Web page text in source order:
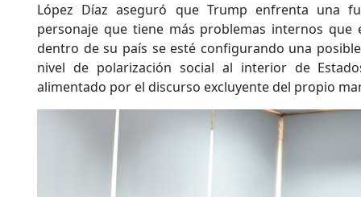
López Díaz aseguró que Trump enfrenta una
personaje que tiene más problemas internos que
dentro de su país se esté configurando una
nivel de polarización social al interior de
alimentado por el discurso excluyente del propio